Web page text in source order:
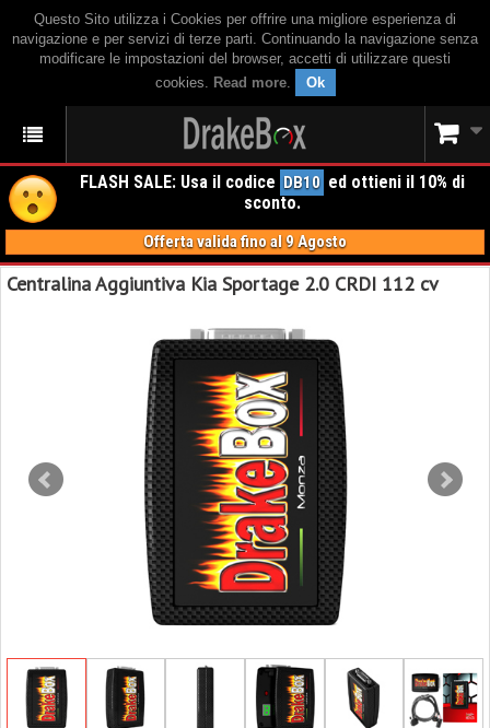
Questo Sito utilizza i Cookies per offrire una migliore esperienza di
navigazione e per servizi di terze parti. Continuando la navigazione senza
modificare le impostazioni del browser, accetti di utilizzare questi
cookies. Read more. Ok
FLASH SALE: Usa il codice DB10 ed ottieni il 10% di
sconto.
Offerta valida fino al 9 Agosto
Centralina Aggiuntiva Kia Sportage 2.0 CRDI 112 cv